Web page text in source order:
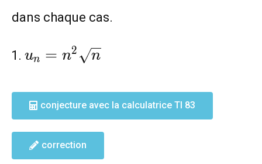
dans chaque cas.
u_n=n^2\sqrt{n}
un = n2 n
conjecture avec la calculatrice TI 83
correction